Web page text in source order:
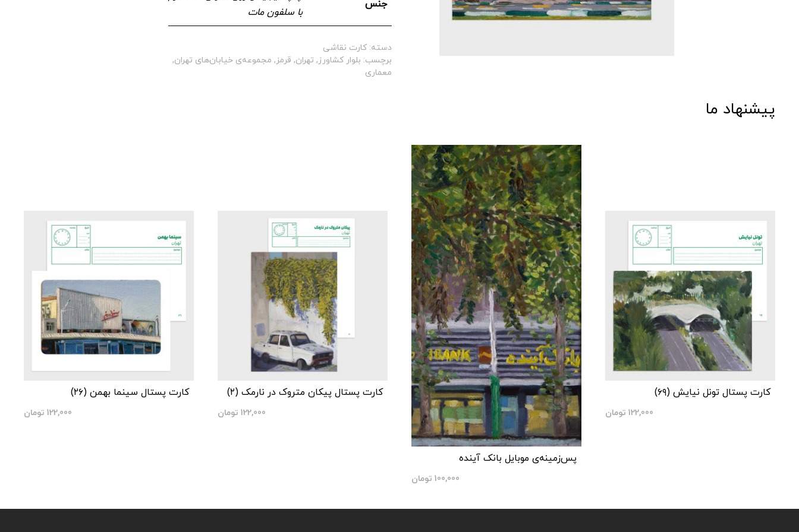
جنس
با سلفون مات
دسته:کارت نقاشی
برچسب: بلوار کشاورز, تهران, قرمز , مجموعه‌ی خیابان‌های تهران,
معماری
پیشنهاد ما
کارت پستال تونل نیایش (۶۹)
122,000 تومان
پس‌زمینه‌ی موبایل بانک آینده
100,000 تومان
کارت پستال پیکان متروک در نارمک (۲)
122,000 تومان
کارت پستال سینما بهمن (۲۶)
122,000 تومان